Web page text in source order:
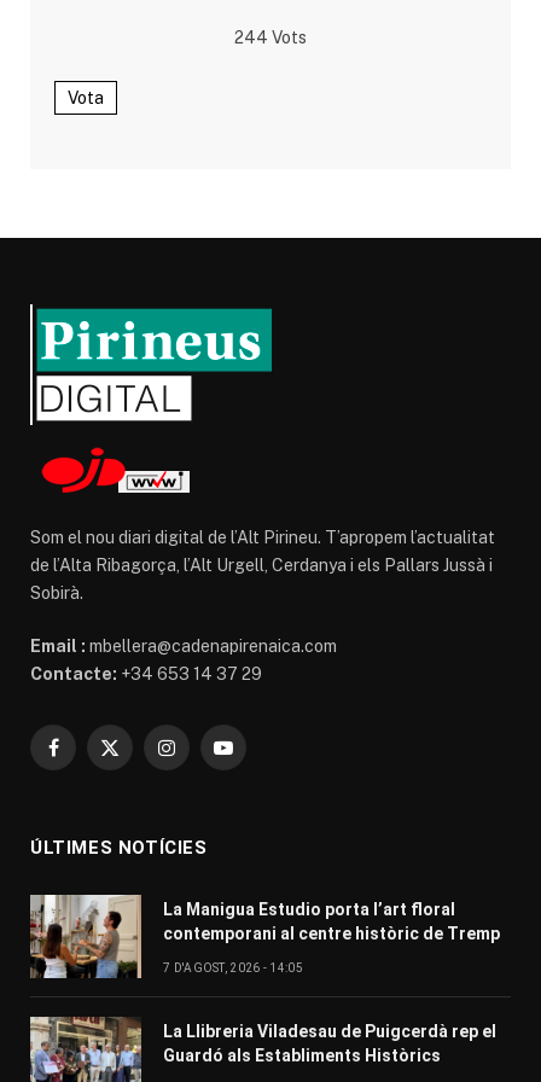
244 Vots
Vota
Som el nou diari digital de l’Alt Pirineu. T’apropem l’actualitat
de l’Alta Ribagorça, l’Alt Urgell, Cerdanya i els Pallars Jussà i
Sobirà.
Email : mbellera@cadenapirenaica.com
Contacte: +34 653 14 37 29
Facebook
X
InstagramYouTube
ÚLTIMES NOTÍCIES
La Manigua Estudio porta l’art floral
contemporani al centre històric de Tremp
7 D'AGOST, 2026 - 14:05
La Llibreria Viladesau de Puigcerdà rep el
Guardó als Establiments Històrics